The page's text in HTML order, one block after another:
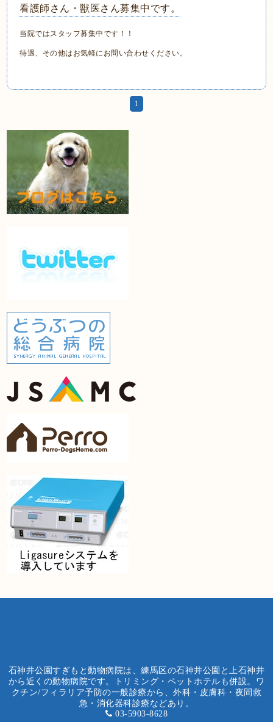
看護師さん・獣医さん募集中です。
当院ではスタッフ募集中です！！
待遇、その他はお気軽にお問い合わせください。
1
石神井公園すぎもと動物病院は、練馬区の石神井公園と上石神井
から近くの動物病院です。トリミング・ペットホテルも併設。ワ
クチン/フィラリア予防の一般診療から、外科・皮膚科・夜間救
急・消化器科診療などあり。
03-5903-8628